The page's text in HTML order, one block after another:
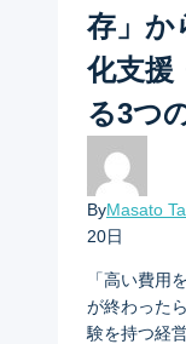
存」か
化支援
る3つ
ByMasato
20日
「高い費用
が終わった
験を持つ経